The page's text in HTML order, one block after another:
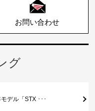
お問い合わせ
グ
デル「STX ･･･